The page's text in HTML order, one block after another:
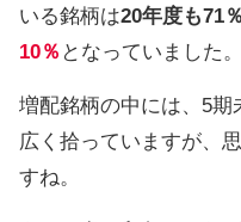
いる銘柄は20年度も71
10％ となっていました。
増配銘柄の中には、5
広く拾っていますが、
すね。